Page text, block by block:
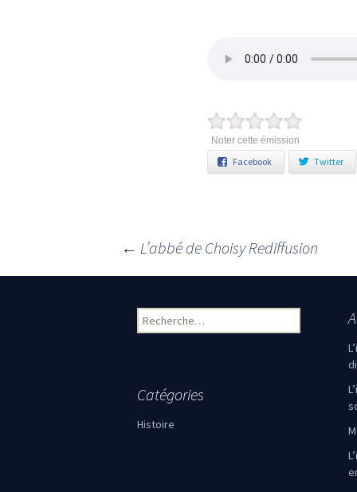
Noter cette émission
Facebook Twitter
Navigation des articles
← L’abbé de Choisy Rediffusion
Rechercher :
Catégories
Histoire